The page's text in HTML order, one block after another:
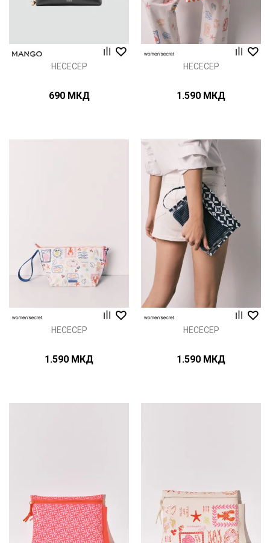
НЕСЕСЕР
690 МКД
НЕСЕСЕР
1.590 МКД
НЕСЕСЕР
1.590 МКД
НЕСЕСЕР
1.590 МКД